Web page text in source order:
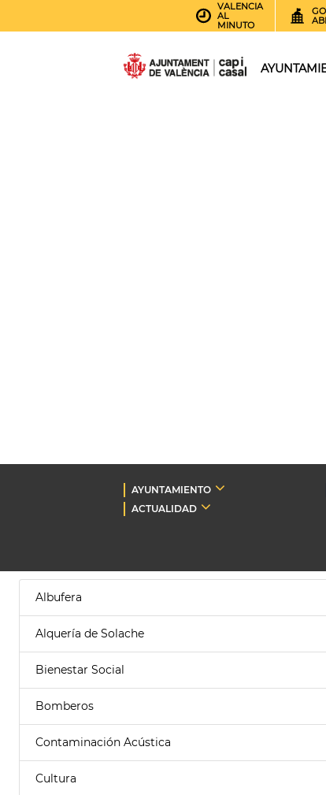
VALENCIA
AL
MINUTO
AYUNTAMIENTO
ACTUALIDAD
Albufera
Alquería de Solache
Bienestar Social
Bomberos
Contaminación Acústica
Cultura